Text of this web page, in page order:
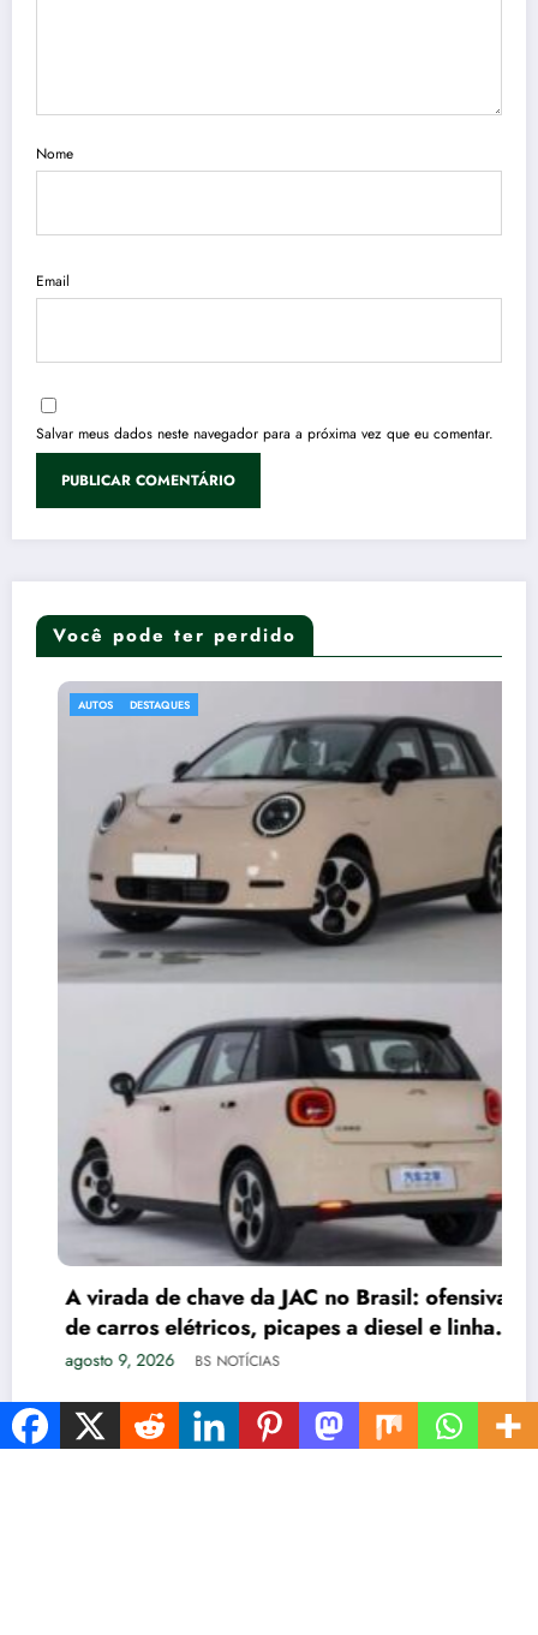
Nome
Email
Salvar meus dados neste navegador para a próxima vez que eu comentar.
Você pode ter perdido
AUTOS DESTAQUES
A virada de chave da JAC no Brasil: ofensiva
de carros elétricos, picapes a diesel e linha
de caminhões
agosto 9, 2026 BS NOTÍCIAS